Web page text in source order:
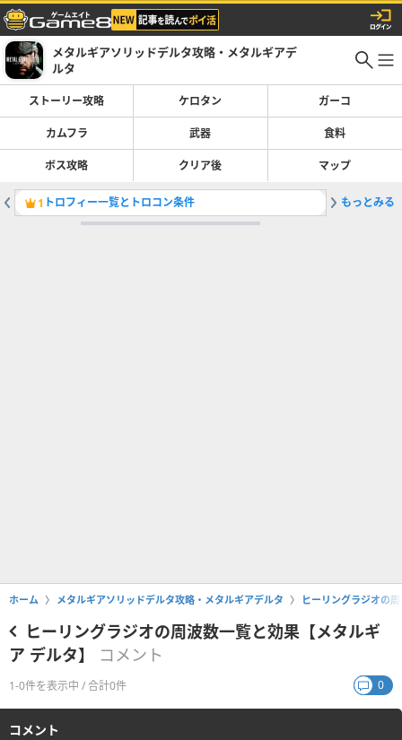
メタルギアソリッドデルタ攻略・メタルギアデ
ルタ
ストーリー攻略 ケロタン ガーコ
カムフラ 武器 食料
ボス攻略 クリア後 マップ
1 トロフィー一覧とトロコン条件 2クリア
もっとみる
ホーム メタルギアソリッドデルタ攻略・メタルギアデルタ ヒーリングラジオの
ヒーリングラジオの周波数一覧と効果【メタルギ
ア デルタ】
コメント
1-0件を表示中 / 合計0件 0
コメント